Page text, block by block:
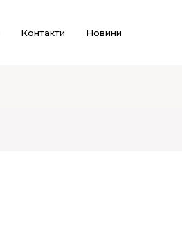
Контакти Новини